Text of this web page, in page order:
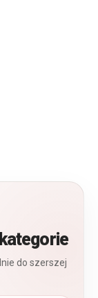
do szerszej